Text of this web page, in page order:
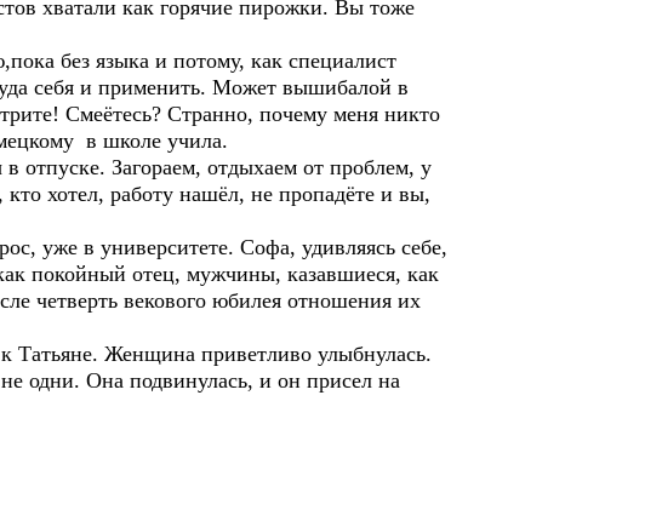
хватали как горячие пирожки. Вы тоже
без языка и потому, как специалист
себя и применить. Может вышибалой в
Смеётесь? Странно, почему меня никто
в школе учила.
Загораем, отдыхаем от проблем, у
хотел, работу нашёл, не пропадёте и вы,
уже в университете. Софа, удивляясь себе,
покойный отец, мужчины, казавшиеся, как
четверть векового юбилея отношения их
Татьяне. Женщина приветливо улыбнулась.
одни. Она подвинулась, и он присел на